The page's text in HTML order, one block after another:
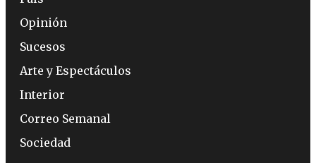
Opinión
Sucesos
Arte y Espectáculos
Interior
Correo Semanal
Sociedad